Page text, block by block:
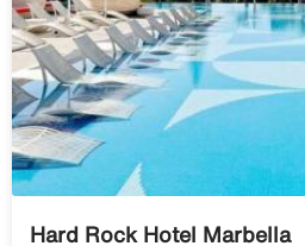
Hard Rock Hotel Marbella